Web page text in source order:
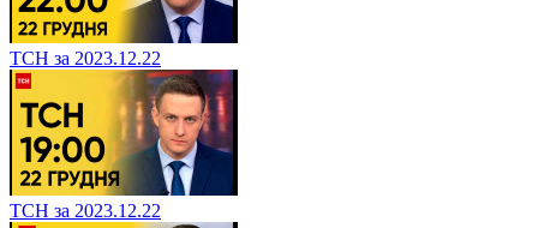
ТСН за 2023.12.22
ТСН за 2023.12.22